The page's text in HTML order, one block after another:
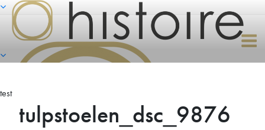
Naar
inhoud
springen
test
tulpstoelen_dsc_9876